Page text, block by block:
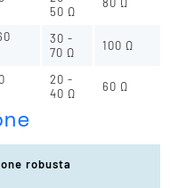
50 Ω
30 -
70 Ω
100 Ω
20 -
40 Ω
60 Ω
robusta